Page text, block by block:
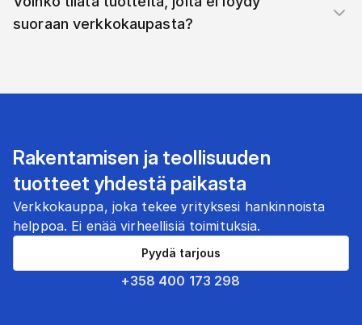
suoraan verkkokaupasta?
Rakentamisen ja teollisuuden
tuotteet yhdestä paikasta
Verkkokauppa, joka tekee yrityksesi hankinnoista
helppoa. Ei enää virheellisiä toimituksia.
+358 400 173 298
Pyydä tarjous